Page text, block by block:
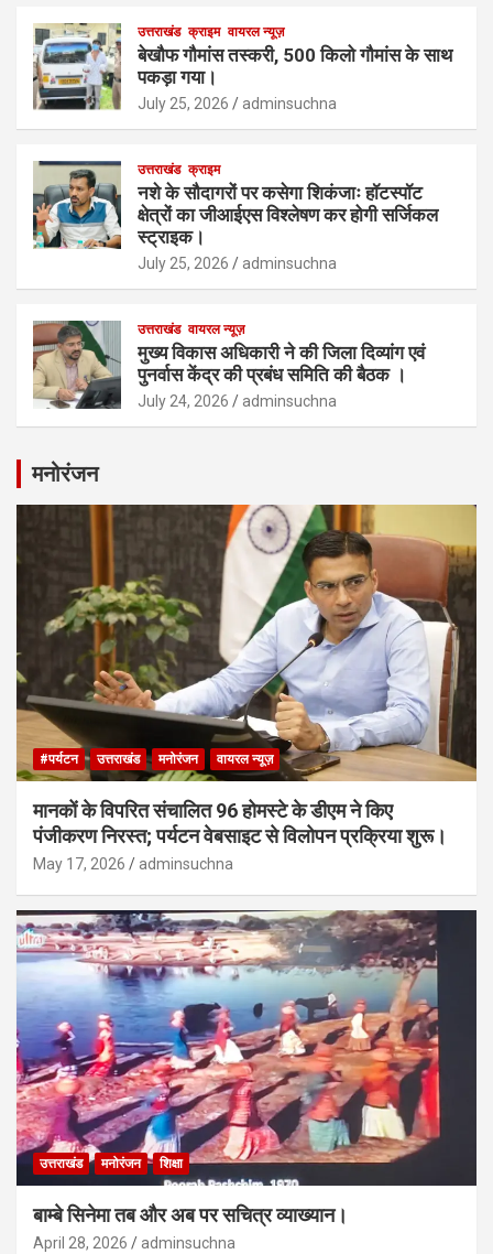
उत्तराखंड क्राइम वायरल न्यूज़
बेखौफ गौमांस तस्करी, 500 किलो गौमांस के साथ
पकड़ा गया।
July 25, 2026 adminsuchna
उत्तराखंड क्राइम
नशे के सौदागरों पर कसेगा शिकंजाः हॉटस्पॉट
क्षेत्रों का जीआईएस विश्लेषण कर होगी सर्जिकल
स्ट्राइक।
July 25, 2026 adminsuchna
उत्तराखंड वायरल न्यूज़
मुख्य विकास अधिकारी ने की जिला दिव्यांग एवं
पुनर्वास केंद्र की प्रबंध समिति की बैठक ।
July 24, 2026 adminsuchna
मनोरंजन
#पर्यटन उत्तराखंड मनोरंजन वायरल न्यूज़
मानकों के विपरित संचालित 96 होमस्टे के डीएम ने किए
पंजीकरण निरस्त; पर्यटन वेबसाइट से विलोपन प्रक्रिया शुरू।
May 17, 2026 adminsuchna
उत्तराखंड मनोरंजन शिक्षा
बाम्बे सिनेमा तब और अब पर सचित्र व्याख्यान।
April 28, 2026 adminsuchna